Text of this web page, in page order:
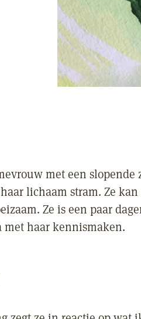
met een slopende
lichaam stram. Ze
Ze is een paar
met haar kennismaken.